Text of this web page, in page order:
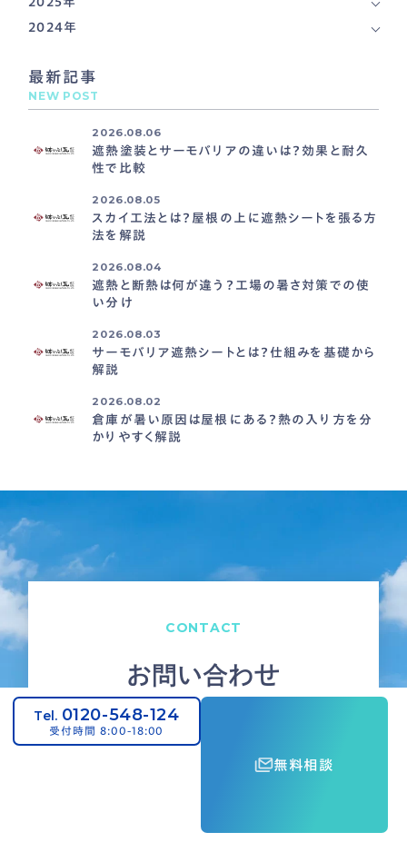
Tel. 0120-548-124
受付時間 8:00-18:00
無料相談
2024年
最新記事
NEW POST
2026.08.06
遮熱塗装とサーモバリアの違いは？効果と耐久
性で比較
2026.08.05
スカイ工法とは？屋根の上に遮熱シートを張る方
法を解説
2026.08.04
遮熱と断熱は何が違う？工場の暑さ対策での使
い分け
2026.08.03
サーモバリア遮熱シートとは？仕組みを基礎から
解説
2026.08.02
倉庫が暑い原因は屋根にある？熱の入り方を分
かりやすく解説
CONTACT
お問い合わせ
工場・倉庫の新たな暑さ対策
「スカイ工法」の施工なら